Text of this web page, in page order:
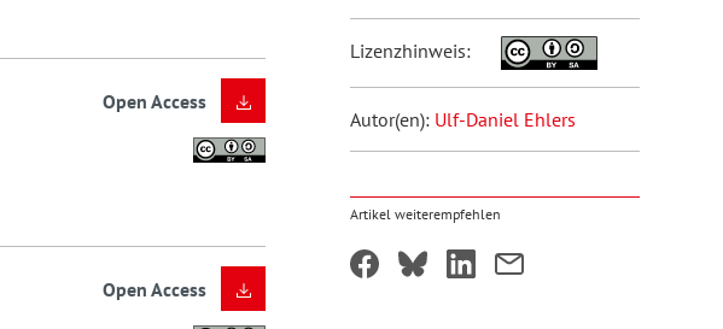
Open Access
Open Access
Lizenzhinweis:
Autor(en): Ulf-Daniel Ehlers
Artikel weiterempfehlen